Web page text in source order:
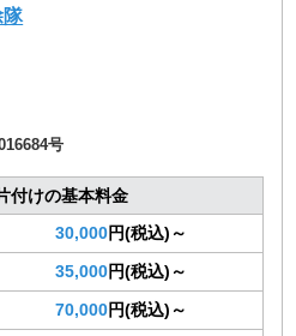
隊
号
付けの基本料金
30,000円(税込)～
35,000円(税込)～
70,000円(税込)～